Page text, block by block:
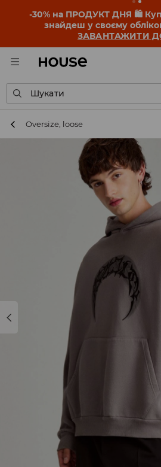
-30% на ПРОДУКТ ДНЯ 🛍️
знайдеш у своєму
ЗАВАНТАЖИТИ
Шукати
Oversize, loose